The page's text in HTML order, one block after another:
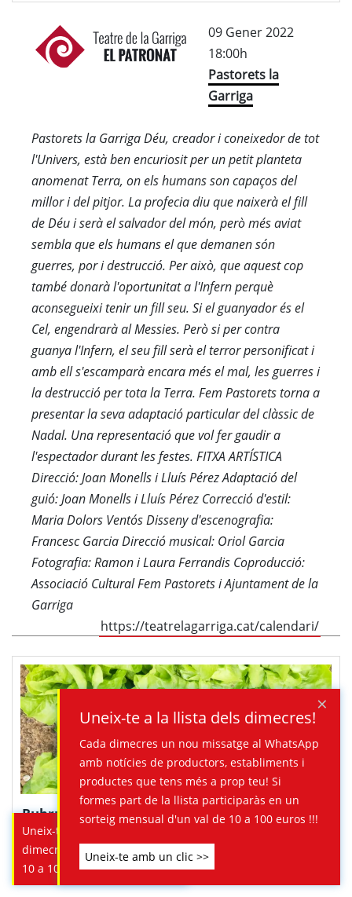
09 Gener 2022
18:00h
Pastorets la
Garriga
Pastorets la Garriga Déu, creador i coneixedor de tot
l'Univers, està ben encuriosit per un petit planteta
anomenat Terra, on els humans son capaços del
millor i del pitjor. La profecia diu que naixerà el fill
de Déu i serà el salvador del món, però més aviat
sembla que els humans el que demanen són
guerres, por i destrucció. Per això, que aquest cop
també donarà l'oportunitat a l'Infern perquè
aconsegueixi tenir un fill seu. Si el guanyador és el
Cel, engendrarà al Messies. Però si per contra
guanya l'Infern, el seu fill serà el terror personificat i
amb ell s'escamparà encara més el mal, les guerres i
la destrucció per tota la Terra. Fem Pastorets torna a
presentar la seva adaptació particular del clàssic de
Nadal. Una representació que vol fer gaudir a
l'espectador durant les festes. FITXA ARTÍSTICA
Direcció: Joan Monells i Lluís Pérez Adaptació del
guió: Joan Monells i Lluís Pérez Correcció d'estil:
Maria Dolors Ventós Disseny d'escenografia:
Francesc Garcia Direcció musical: Oriol Garcia
Fotografia: Ramon i Laura Ferrandis Coproducció:
Associació Cultural Fem Pastorets i Ajuntament de la
Garriga
https://teatrelagarriga.cat/calendari/
Rubrum.Bio
Soc en Mark de 47 anys i soc productor
agroecològic del Vallés Oriental.
Uneix-te a la llista dels
dimecres i guanya un val de
10 a 100 euros !!! >>
Uneix-te a la llista dels dimecres!
Cada dimecres un nou missatge al WhatsApp
amb notícies de productors, establiments i
productes que tens més a prop teu! Si
formes part de la llista participaràs en un
sorteig mensual d'un val de 10 a 100 euros !!!
Uneix-te amb un clic >>
×